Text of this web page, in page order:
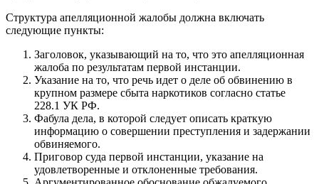
Структура апелляционной жалобы должна включать
следующие пункты:
Заголовок, указывающий на то, что это апелляционная
жалоба по результатам первой инстанции.
Указание на то, что речь идет о деле об обвинению в
крупном размере сбыта наркотиков согласно статье
228.1 УК РФ.
Фабула дела, в которой следует описать краткую
информацию о совершении преступления и задержании
обвиняемого.
Приговор суда первой инстанции, указание на
удовлетворенные и отклоненные требования.